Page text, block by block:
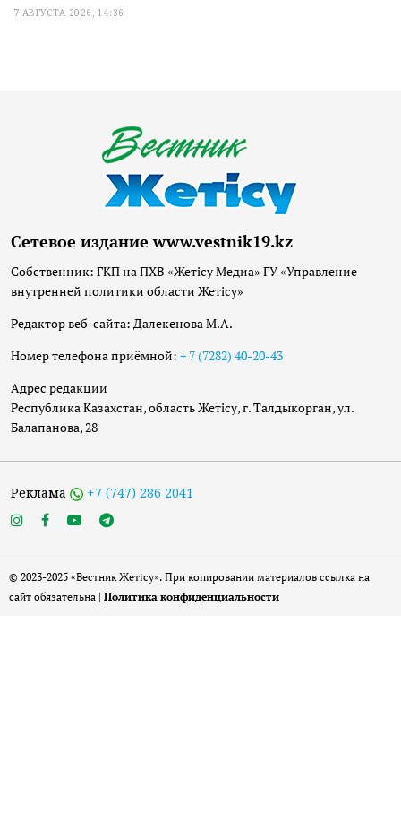
7 АВГУСТА 2026, 14:36
Сетевое издание www.vestnik19.kz
Собственник: ГКП на ПХВ «Жетісу Медиа» ГУ «Управление
внутренней политики области Жетісу»
Редактор веб-сайта: Далекенова М.А.
Номер телефона приёмной: + 7 (7282) 40-20-43
Адрес редакции
Республика Казахстан, область Жетісу, г. Талдыкорган, ул.
Балапанова, 28
Реклама +7 (747) 286 2041
© 2023-2025 «Вестник Жетісу». При копировании материалов ссылка на
сайт обязательна | Политика конфиденциальности